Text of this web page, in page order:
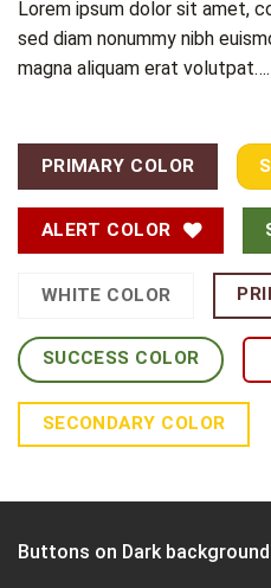
Lorem ipsum dolor sit amet,
sed diam nonummy nibh
magna aliquam erat volutpat….
PRIMARY COLOR
ALERT COLOR
WHITE COLOR
SUCCESS COLOR
SECONDARY COLOR
Buttons on Dark background